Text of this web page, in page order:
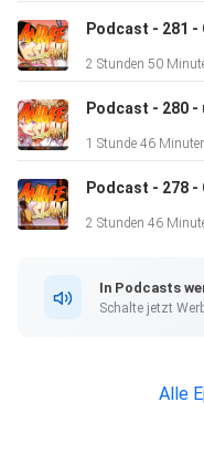
Podcast - 281 -
2 Stunden 50
1 Stunde 46
Podcast - 278 -
2 Stunden 46
In Podcasts
Schalte jetzt
Alle